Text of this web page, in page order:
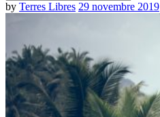
by Terres Libres 29 novembre 2019